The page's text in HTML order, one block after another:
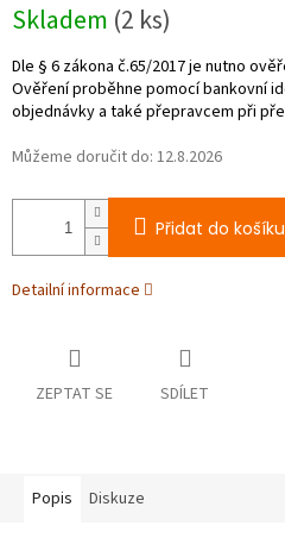
cena:
Skladem (2 ks)
Můžeme doručit do: 12.8.2026
Přidat do košíku
Detailní informace
ZEPTAT SE SDÍLET
Popis Diskuze